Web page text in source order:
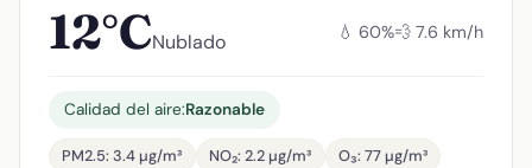
12°CNublado 💧 60%💨 7.6 km/h
Calidad del aire:Razonable
PM2.5: 3.4 µg/m³ NO₂: 2.2 µg/m³ O₃: 77 µg/m³